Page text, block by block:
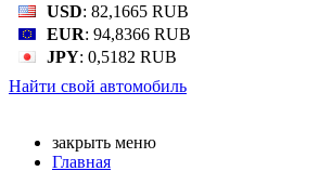
USD: 82,1665 RUB
EUR: 94,8366 RUB
JPY: 0,5182 RUB
Найти свой автомобиль
закрыть меню
Главная